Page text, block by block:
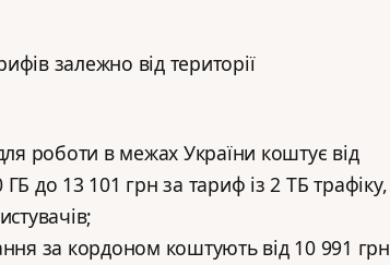
залежно від території
роботи в межах України коштує від
до 13 101 грн за тариф із 2 ТБ трафіку,
за кордоном коштують від 10 991 грн